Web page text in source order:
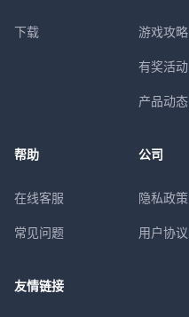
下载 游戏攻略
有奖活动
产品动态
帮助
在线客服
常见问题
公司
隐私政策
用户协议
友情链接